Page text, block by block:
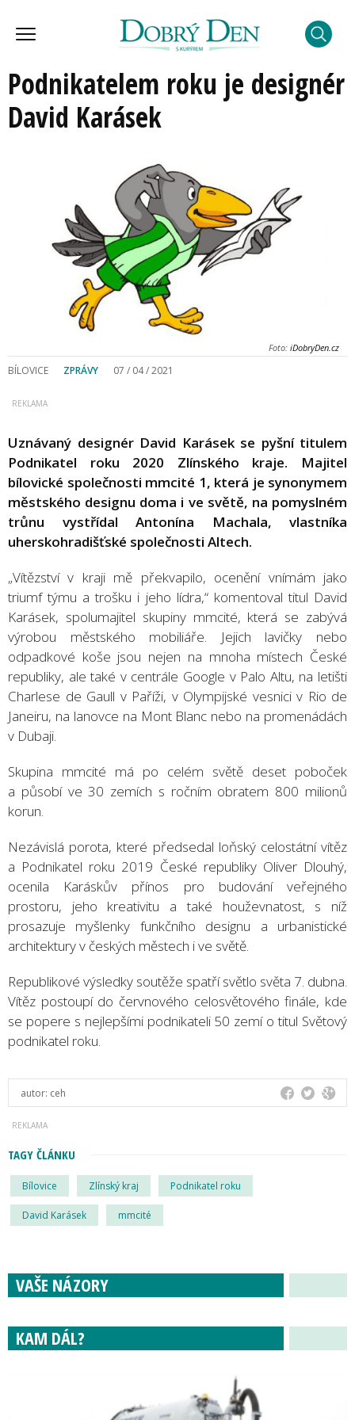
Podnikatelem roku je designér
David Karásek
Foto: iDobryDen.cz
BÍLOVICE ZPRÁVY 07 / 04 / 2021
Uznávaný designér David Karásek se pyšní titulem
Podnikatel roku 2020 Zlínského kraje. Majitel
bílovické společnosti mmcité 1, která je synonymem
městského designu doma i ve světě, na pomyslném
trůnu vystřídal Antonína Machala, vlastníka
uherskohradišťské společnosti Altech.
„Vítězství v kraji mě překvapilo, ocenění vnímám jako
triumf týmu a trošku i jeho lídra,“ komentoval titul David
Karásek, spolumajitel skupiny mmcité, která se zabývá
výrobou městského mobiliáře. Jejich lavičky nebo
odpadkové koše jsou nejen na mnoha místech České
republiky, ale také v centrále Google v Palo Altu, na letišti
Charlese de Gaull v Paříži, v Olympijské vesnici v Rio de
Janeiru, na lanovce na Mont Blanc nebo na promenádách
v Dubaji.
Skupina mmcité má po celém světě deset poboček
a působí ve 30 zemích s ročním obratem 800 milionů
korun.
Nezávislá porota, které předsedal loňský celostátní vítěz
a Podnikatel roku 2019 České republiky Oliver Dlouhý,
ocenila Karáskův přínos pro budování veřejného
prostoru, jeho kreativitu a také houževnatost, s níž
prosazuje myšlenky funkčního designu a urbanistické
architektury v českých městech i ve světě.
Republikové výsledky soutěže spatří světlo světa 7. dubna.
Vítěz postoupí do červnového celosvětového finále, kde
se popere s nejlepšími podnikateli 50 zemí o titul Světový
podnikatel roku.
autor: ceh
TAGY ČLÁNKU
Bílovice Zlínský kraj Podnikatel roku
David Karásek mmcité
VAŠE NÁZORY
KAM DÁL?